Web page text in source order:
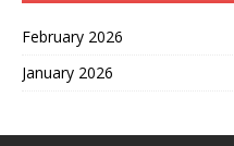
February 2026
January 2026